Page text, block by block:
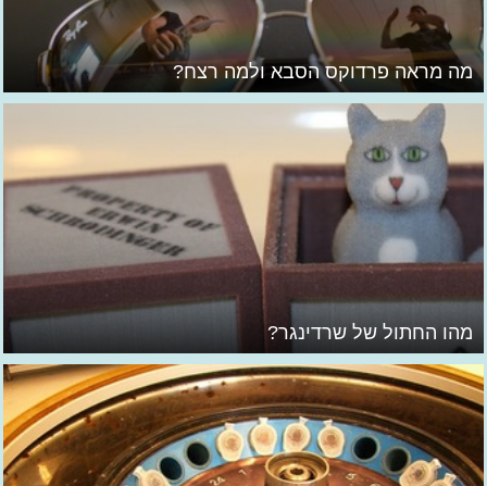
מה מראה פרדוקס הסבא ולמה רצח?
מהו החתול של שרדינגר?